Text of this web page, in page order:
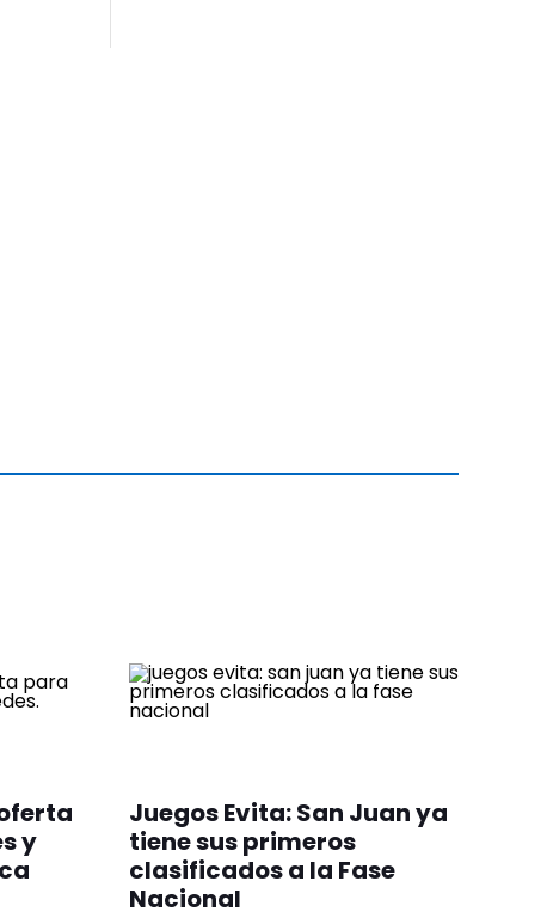
y
Juegos Evita: San Juan ya
tiene sus primeros
clasificados a la Fase
Nacional